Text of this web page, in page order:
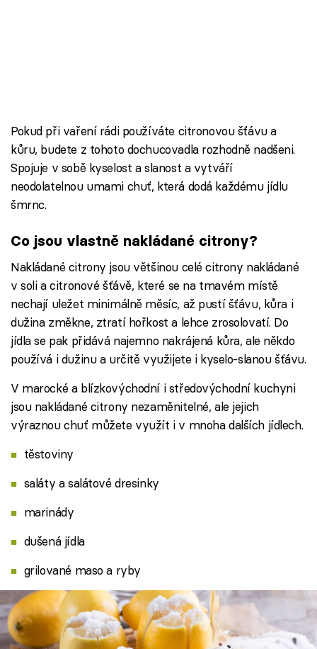
Pokud při vaření rádi používáte citronovou šťávu a
kůru, budete z tohoto dochucovadla rozhodně nadšeni.
Spojuje v sobě kyselost a slanost a vytváří
neodolatelnou umami chuť, která dodá každému jídlu
šmrnc.
Co jsou vlastně nakládané citrony?
Nakládané citrony jsou většinou celé citrony nakládané
v soli a citronové šťávě, které se na tmavém místě
nechají uležet minimálně měsíc, až pustí šťávu, kůra i
dužina změkne, ztratí hořkost a lehce zrosolovatí. Do
jídla se pak přidává najemno nakrájená kůra, ale někdo
používá i dužinu a určitě využijete i kyselo-slanou šťávu.
V marocké a blízkovýchodní i středovýchodní kuchyni
jsou nakládané citrony nezaměnitelné, ale jejich
výraznou chuť můžete využít i v mnoha dalších jídlech.
těstoviny
saláty a salátové dresinky
marinády
dušená jídla
grilované maso a ryby